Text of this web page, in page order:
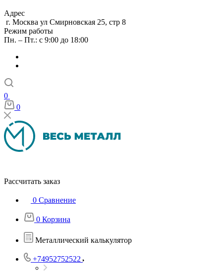
Адрес
г. Москва ул Смирновская 25, стр 8
Режим работы
Пн. – Пт.: с 9:00 до 18:00
0
0
Рассчитать заказ
0 Сравнение
0 Корзина
Металлический калькулятор
+74952752522